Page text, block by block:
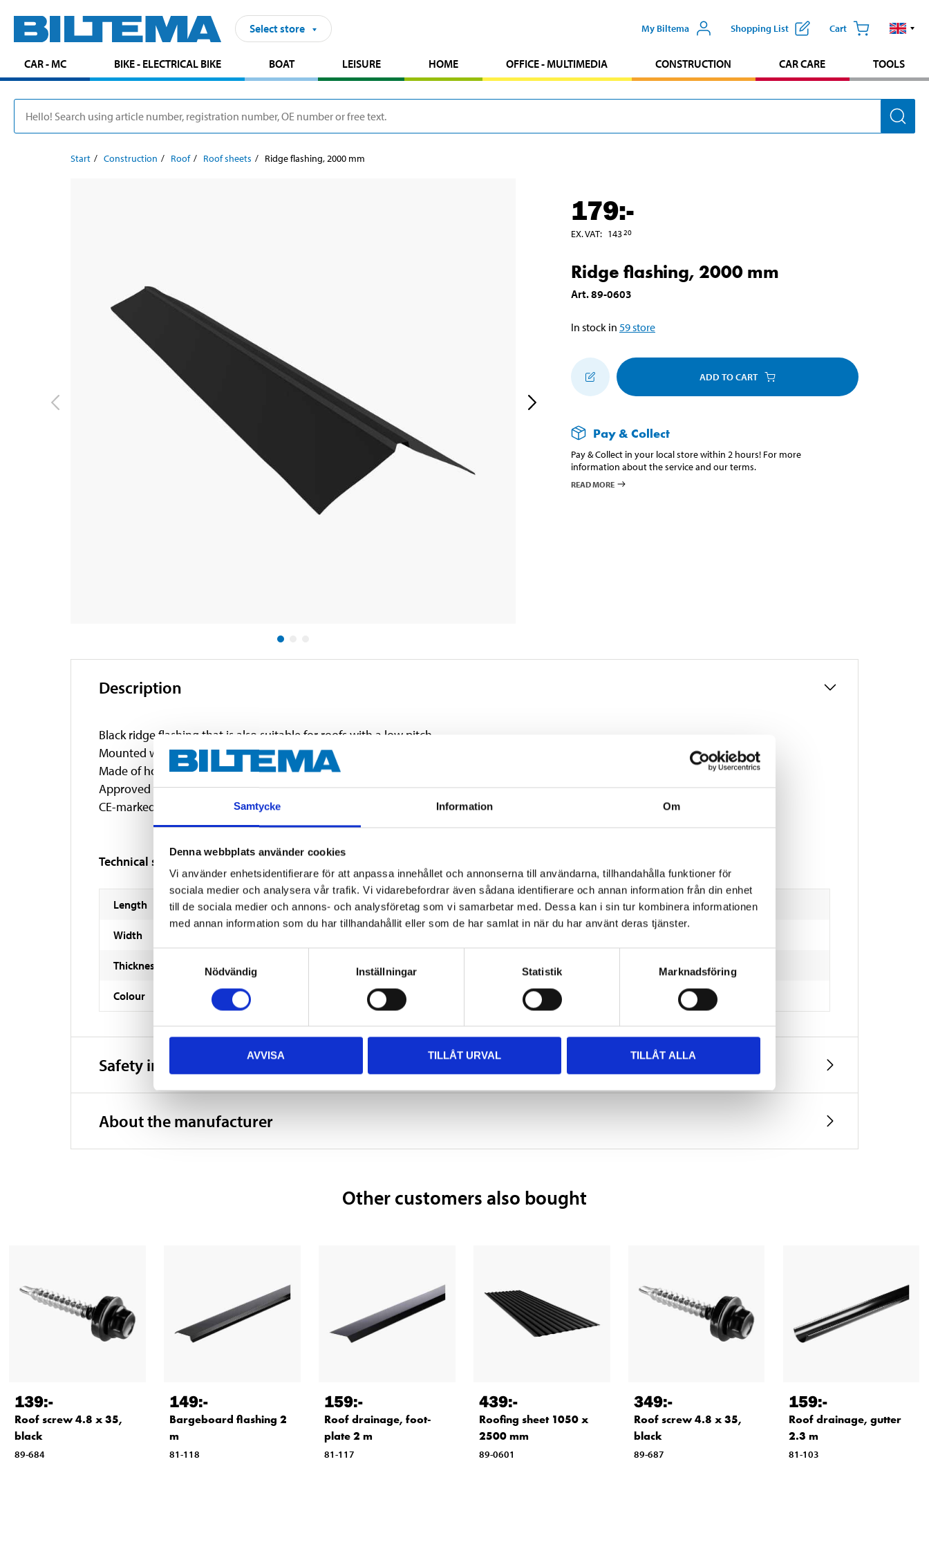
Samtycke Information Om
Denna webbplats använder cookies
Vi använder enhetsidentifierare för att anpassa innehållet och annonserna till användarna, tillhandahålla funktioner för
sociala medier och analysera vår trafik. Vi vidarebefordrar även sådana identifierare och annan information från din enhet
till de sociala medier och annons- och analysföretag som vi samarbetar med. Dessa kan i sin tur kombinera informationen
med annan information som du har tillhandahållit eller som de har samlat in när du har använt deras tjänster.
Nödvändig
Inställningar Statistik Marknadsföring
AVVISA TILLÅT URVAL TILLÅT ALLA
Select store My Biltema Shopping List Cart
CAR - MC BIKE - ELECTRICAL BIKE BOAT LEISURE HOME OFFICE - MULTIMEDIA CONSTRUCTION CAR CARE TOOLS
Start Construction Roof Roof sheets Ridge flashing, 2000 mm
179:-
EX. VAT: 14320
Ridge flashing, 2000 mm
Art.89-0603
In stock in 59store
ADD TO CART
Pay & Collect
Pay & Collect in your local store within 2 hours! For more
information about the service and our terms.
READ MORE
Description
Black ridge flashing that is also suitable for roofs with a low pitch.
Mounted with roof screws and overlap screws.
Made of hot-dip galvanised sheet metal with a total of 8 layers of protective surface coating.
Approved in accordance with EN 14782
CE-marked
Technical specifications
Length 2000 mm
Width
Thickness
Colour
Safety instructions and other information
About the manufacturer
Other customers also bought
139:-
Roof screw 4.8 x 35,
black
89-684
149:-
Bargeboard flashing 2
m
81-118
159:-
Roof drainage, foot-
plate 2 m
81-117
439:-
Roofing sheet 1050 x
2500 mm
89-0601
349:-
Roof screw 4.8 x 35,
black
89-687
159:-
Roof drainage, gutter
2.3 m
81-103